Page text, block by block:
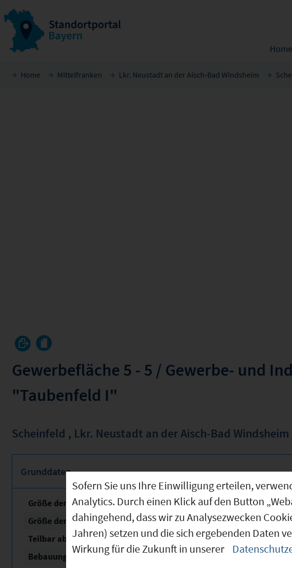
Home
Home Mittelfranken Lkr. Neustadt an der Aisch-Bad Windsheim
Gewerbefläche 5 - 5 / Gewerbe- und
"Taubenfeld I"
Scheinfeld , Lkr. Neustadt an der Aisch-Bad Windsheim
Grunddaten
Größe der unbebauten Fläche
48.000 m²
Größe der Fläche mit Baurecht
11.000 m²
Teilbar ab
1.000 m²
Bebauungsplan Status
rechtskräftig
Sofern Sie uns Ihre Einwilligung erteilen,
Analytics. Durch einen Klick auf den Button
dahingehend, dass wir zu Analysezwecken
Jahren) setzen und die sich ergebenden Daten
Wirkung für die Zukunft in unserer